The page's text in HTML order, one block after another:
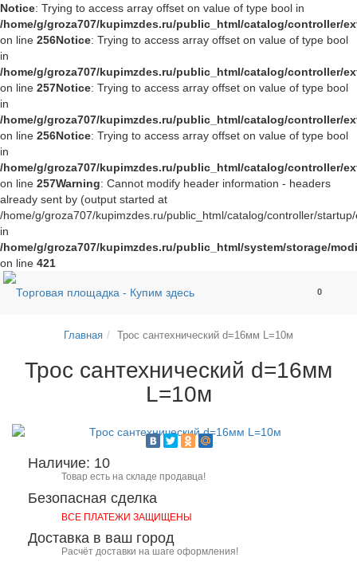
Notice: Trying to access array offset on value of type bool in
/home/g/groza707/kupimzdes.ru/public_html/catalog/controller/
on line 256Notice: Trying to access array offset on value of type bool
in
/home/g/groza707/kupimzdes.ru/public_html/catalog/controller/
on line 257Notice: Trying to access array offset on value of type bool
in
/home/g/groza707/kupimzdes.ru/public_html/catalog/controller/
on line 256Notice: Trying to access array offset on value of type bool
in
/home/g/groza707/kupimzdes.ru/public_html/catalog/controller/
on line 257Warning: Cannot modify header information - headers
already sent by (output started at
/home/g/groza707/kupimzdes.ru/public_html/catalog/controller/
in
/home/g/groza707/kupimzdes.ru/public_html/system/storage/
on line 421
0
Главная Трос сантехнический d=16мм L=10м
Трос сантехнический d=16мм
L=10м
Наличие: 10
Товар есть на складе продавца!
Безопасная сделка
ВСЕ ПЛАТЕЖИ ЗАЩИЩЕНЫ
Доставка в ваш город
Расчёт доставки на шаге оформления!